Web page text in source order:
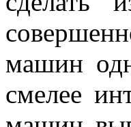
машин
смелее